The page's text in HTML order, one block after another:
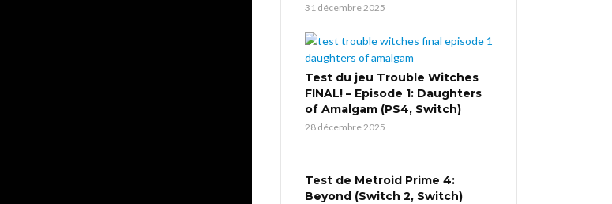
31 décembre 2025
Test du jeu Trouble Witches
FINAL! – Episode 1: Daughters
of Amalgam (PS4, Switch)
28 décembre 2025
Test de Metroid Prime 4:
Beyond (Switch 2, Switch)